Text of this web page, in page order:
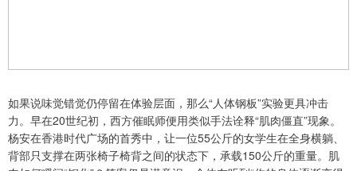
如果说味觉错觉仍停留在体验层面，那么“人体钢板”实验更具冲击
力。早在20世纪初，西方催眠师便用类似手法诠释“肌肉僵直”现象。
杨安在香港时代广场的首秀中，让一位55公斤的女学生在全身横躺、
背部只支撑在两张椅子椅背之间的状态下，承载150公斤的重量。肌